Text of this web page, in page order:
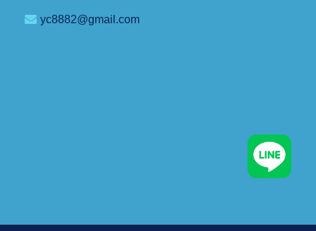
yc8882@gmail.com